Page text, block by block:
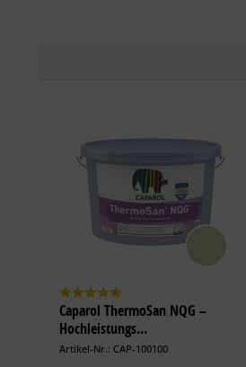
Caparol ThermoSan NQG –
Hochleistungs...
Artikel-Nr.: CAP-100100